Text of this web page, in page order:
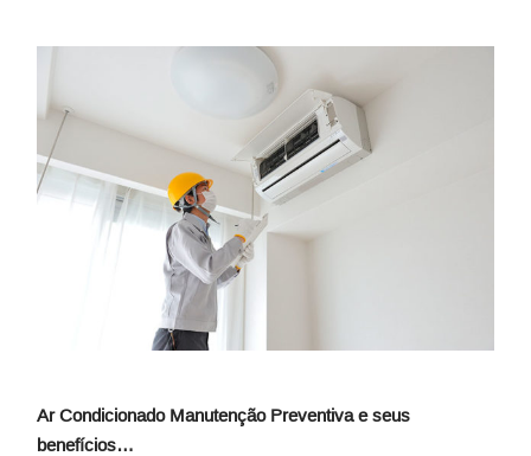
Ar Condicionado Manutenção Preventiva e seus
benefícios…